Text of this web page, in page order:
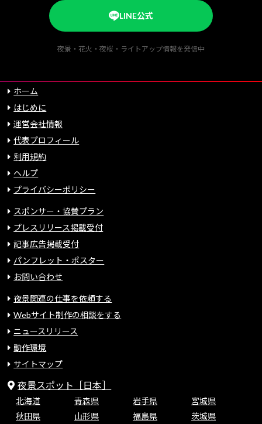
LINE公式
夜景・花火・夜桜・ライトアップ情報を発信中
ホーム
はじめに
運営会社情報
代表プロフィール
利用規約
ヘルプ
プライバシーポリシー
スポンサー・協賛プラン
プレスリリース掲載受付
記事広告掲載受付
パンフレット・ポスター
お問い合わせ
夜景関連の仕事を依頼する
Webサイト制作の相談をする
ニュースリリース
動作環境
サイトマップ
夜景スポット［日本］
北海道 青森県 岩手県
宮城県
秋田県
山形県 福島県
茨城県